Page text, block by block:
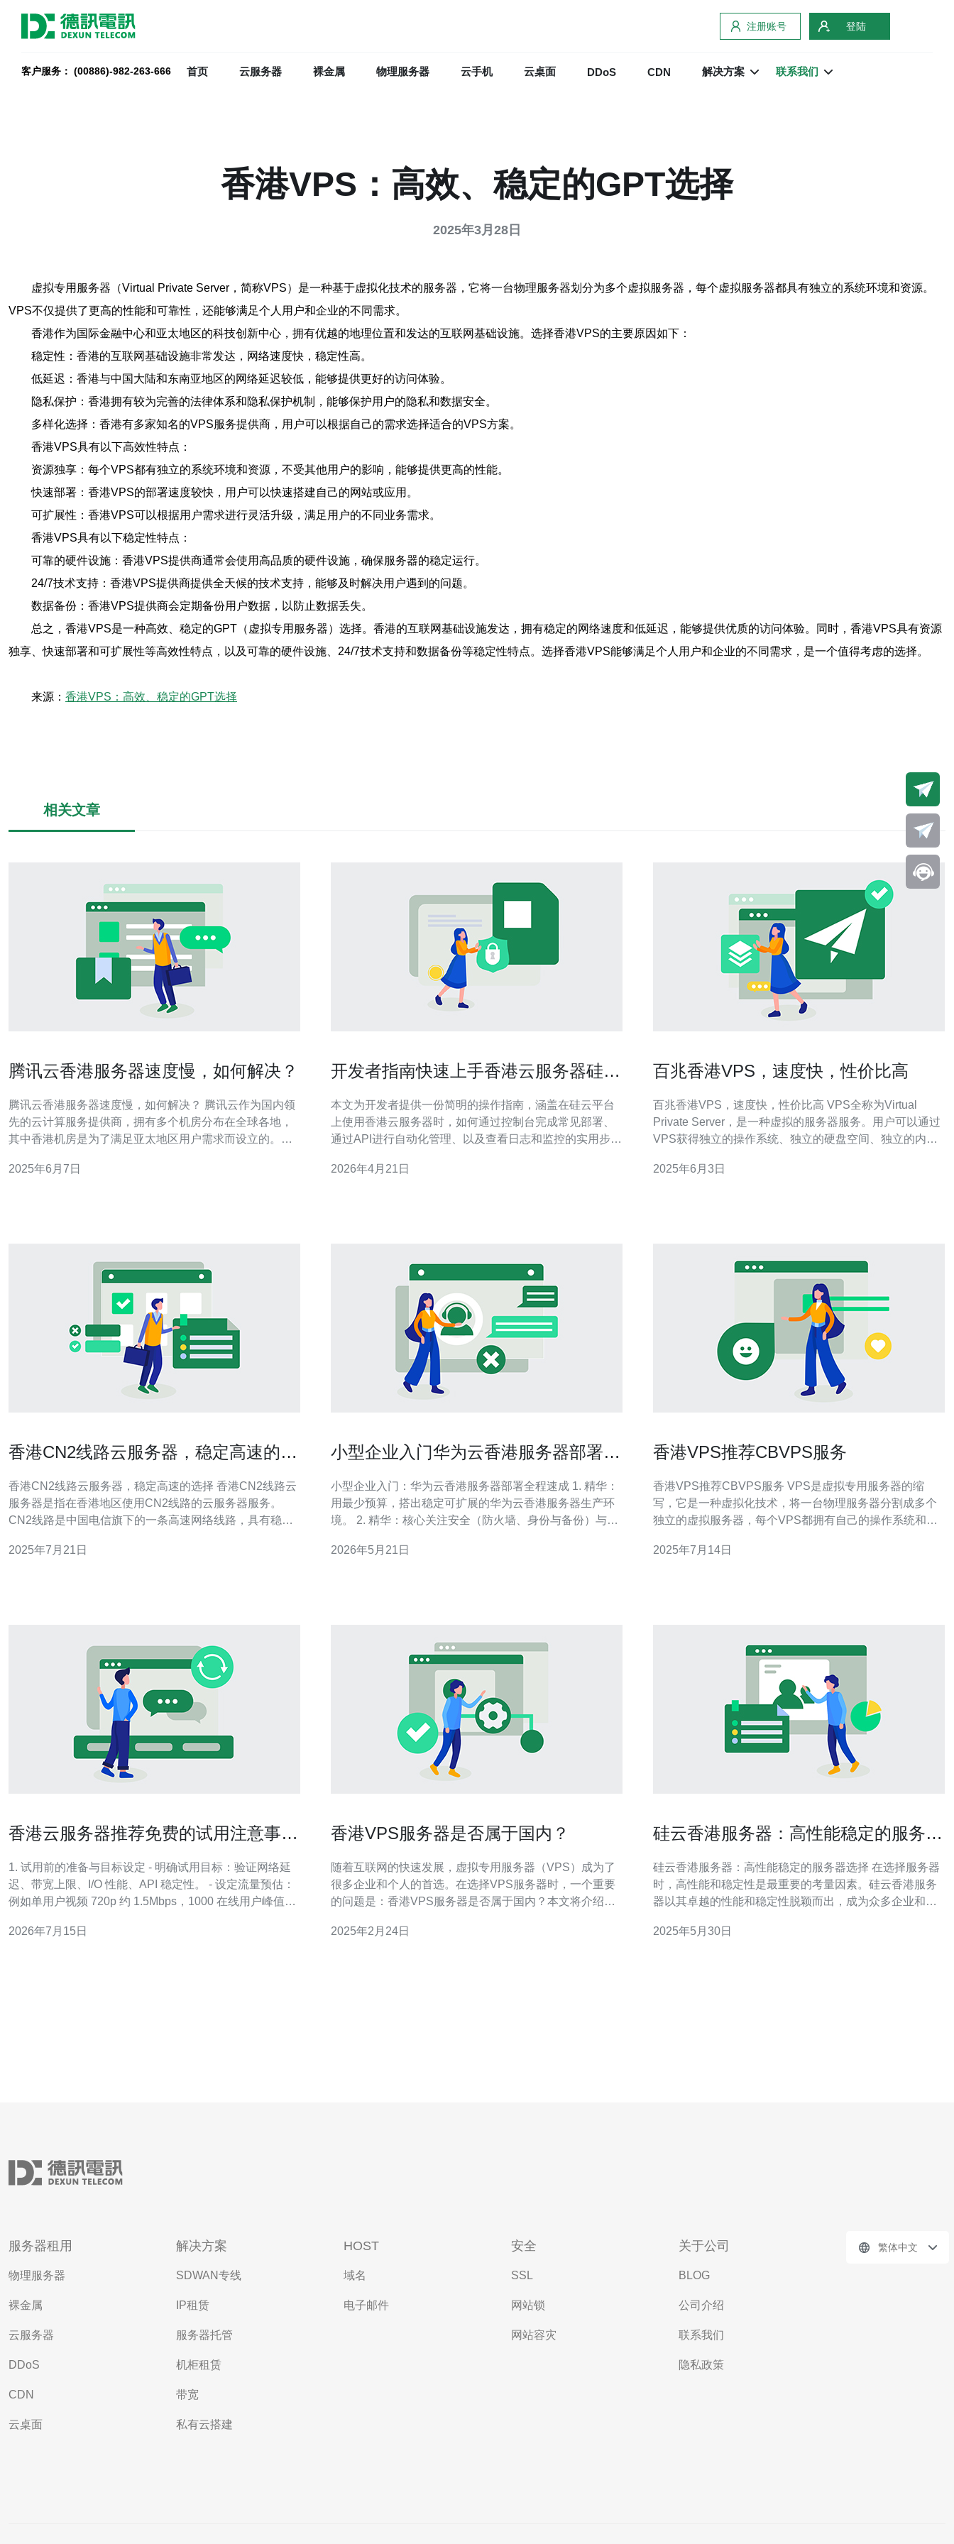
注册账号 登陆
客户服务： (00886)-982-263-666 首页 云服务器 裸金属 物理服务器 云手机 云桌面 DDoS CDN 解决方案 联系我们
香港VPS：高效、稳定的GPT选择
2025年3月28日
虚拟专用服务器（Virtual Private Server，简称VPS）是一种基于虚拟化技术的服务器，它将一台物理服务器划分为多个虚拟服务器，每个虚拟服务器都具有独立的系统环境和资源。
VPS不仅提供了更高的性能和可靠性，还能够满足个人用户和企业的不同需求。
香港作为国际金融中心和亚太地区的科技创新中心，拥有优越的地理位置和发达的互联网基础设施。选择香港VPS的主要原因如下：
稳定性：香港的互联网基础设施非常发达，网络速度快，稳定性高。
低延迟：香港与中国大陆和东南亚地区的网络延迟较低，能够提供更好的访问体验。
隐私保护：香港拥有较为完善的法律体系和隐私保护机制，能够保护用户的隐私和数据安全。
多样化选择：香港有多家知名的VPS服务提供商，用户可以根据自己的需求选择适合的VPS方案。
香港VPS具有以下高效性特点：
资源独享：每个VPS都有独立的系统环境和资源，不受其他用户的影响，能够提供更高的性能。
快速部署：香港VPS的部署速度较快，用户可以快速搭建自己的网站或应用。
可扩展性：香港VPS可以根据用户需求进行灵活升级，满足用户的不同业务需求。
香港VPS具有以下稳定性特点：
可靠的硬件设施：香港VPS提供商通常会使用高品质的硬件设施，确保服务器的稳定运行。
24/7技术支持：香港VPS提供商提供全天候的技术支持，能够及时解决用户遇到的问题。
数据备份：香港VPS提供商会定期备份用户数据，以防止数据丢失。
总之，香港VPS是一种高效、稳定的GPT（虚拟专用服务器）选择。香港的互联网基础设施发达，拥有稳定的网络速度和低延迟，能够提供优质的访问体验。同时，香港VPS具有资源
独享、快速部署和可扩展性等高效性特点，以及可靠的硬件设施、24/7技术支持和数据备份等稳定性特点。选择香港VPS能够满足个人用户和企业的不同需求，是一个值得考虑的选择。
来源： 香港VPS：高效、稳定的GPT选择
相关文章
腾讯云香港服务器速度慢，如何解决？
腾讯云香港服务器速度慢，如何解决？ 腾讯云作为国内领
先的云计算服务提供商，拥有多个机房分布在全球各地，
其中香港机房是为了满足亚太地区用户需求而设立的。然
给用户的网站访问和数据传输带来了困扰。 首先，需要排
2025年6月7日
开发者指南快速上手香港云服务器硅云
本文为开发者提供一份简明的操作指南，涵盖在硅云平台
上使用香港云服务器时，如何通过控制台完成常见部署、
通过API进行自动化管理、以及查看日志和监控的实用步
优先熟悉？ 首次登录硅云控制台时，应优先熟悉实例管
2026年4月21日
百兆香港VPS，速度快，性价比高
百兆香港VPS，速度快，性价比高 VPS全称为Virtual
Private Server，是一种虚拟的服务器服务。用户可以通过
VPS获得独立的操作系统、独立的硬盘空间、独立的内存
具有以下优势： 高速网络：百兆带宽保证了网络速度的快
2025年6月3日
香港CN2线路云服务器，稳定高速的选
香港CN2线路云服务器，稳定高速的选择 香港CN2线路云
服务器是指在香港地区使用CN2线路的云服务器服务。
CN2线路是中国电信旗下的一条高速网络线路，具有稳定
定性，能够保证云服务器的稳定运行。 2. 高速传输：CN2
2025年7月21日
小型企业入门华为云香港服务器部署步
小型企业入门：华为云香港服务器部署全程速成 1. 精华：
用最少预算，搭出稳定可扩展的华为云香港服务器生产环
境。 2. 精华：核心关注安全（防火墙、身份与备份）与网
件事：设置备份、启用监控、做恢复演练。 作为一名在云
2026年5月21日
香港VPS推荐CBVPS服务
香港VPS推荐CBVPS服务 VPS是虚拟专用服务器的缩
写，它是一种虚拟化技术，将一台物理服务器分割成多个
独立的虚拟服务器，每个VPS都拥有自己的操作系统和资
机服务的公司，总部位于香港，提供优质的VPS主机服
2025年7月14日
香港云服务器推荐免费的试用注意事项
1. 试用前的准备与目标设定 - 明确试用目标：验证网络延
迟、带宽上限、I/O 性能、API 稳定性。 - 设定流量预估：
例如单用户视频 720p 约 1.5Mbps，1000 在线用户峰值约
测带宽与并发。 - 确认计费条款：查阅试用协议中的“免费
2026年7月15日
香港VPS服务器是否属于国内？
随着互联网的快速发展，虚拟专用服务器（VPS）成为了
很多企业和个人的首选。在选择VPS服务器时，一个重要
的问题是：香港VPS服务器是否属于国内？本文将介绍香
VPS服务器的特点 香港作为一个国际化的城市，拥有先进
2025年2月24日
硅云香港服务器：高性能稳定的服务器
硅云香港服务器：高性能稳定的服务器选择 在选择服务器
时，高性能和稳定性是最重要的考量因素。硅云香港服务
器以其卓越的性能和稳定性脱颖而出，成为众多企业和个
高性能处理器和大容量内存，确保服务器运行流畅快速。
2025年5月30日
服务器租用
物理服务器
裸金属
云服务器
DDoS
CDN
云桌面
解决方案
SDWAN专线
IP租赁
服务器托管
机柜租赁
带宽
私有云搭建
HOST
域名
电子邮件
安全
SSL
网站锁
网站容灾
关于公司
BLOG
公司介绍
联系我们
隐私政策
繁体中文